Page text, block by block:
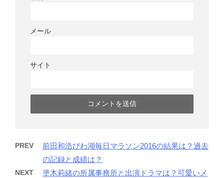
メール
サイト
PREV
前田和浩びわ湖毎日マラソン2016の結果は？過去
の記録と成績は？
NEXT
塗木莉緒の所属事務所と出演ドラマは？可愛いメ